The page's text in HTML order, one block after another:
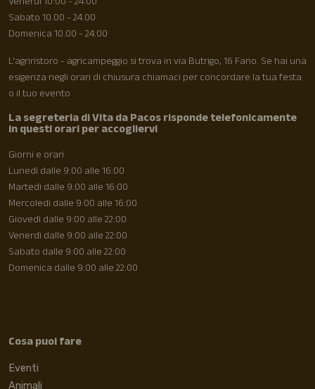
Sabato 10.00 - 24.00
Domenica 10.00 - 24.00
L'agriristoro - agricampeggio si trova in via Butrigo, 16 Fano. Se hai una
esigenza negli orari di chiusura chiamaci per concordare la tua festa
o il tuo evento
La segreteria di Vita da Pacos risponde telefonicamente
in questi orari per accogliervi
Giorni e orari
Lunedì dalle 9:00 alle 16:00
Martedì dalle 9:00 alle 16:00
Mercoledì dalle 9:00 alle 16:00
Giovedì dalle 9:00 alle 22:00
Venerdì dalle 9:00 alle 22:00
Sabato dalle 9:00 alle 22:00
Domenica dalle 9:00 alle 22:00
Cosa puoi fare
Eventi
Animali